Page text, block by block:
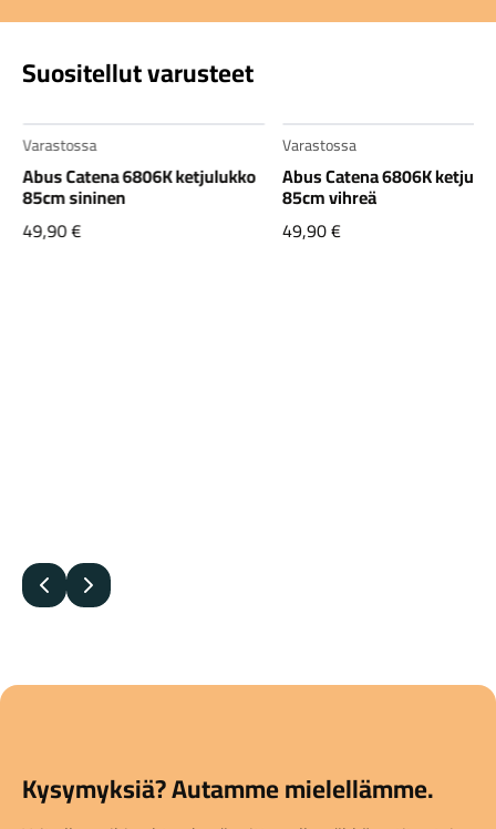
Suositellut varusteet
Varastossa
Abus Catena 6806K ketjulukko
85cm sininen
49,90€
Varastossa
Abus Catena 6806K
85cm vihreä
49,90€
Edellinen
Seuraava
Kysymyksiä? Autamme mielellämme.